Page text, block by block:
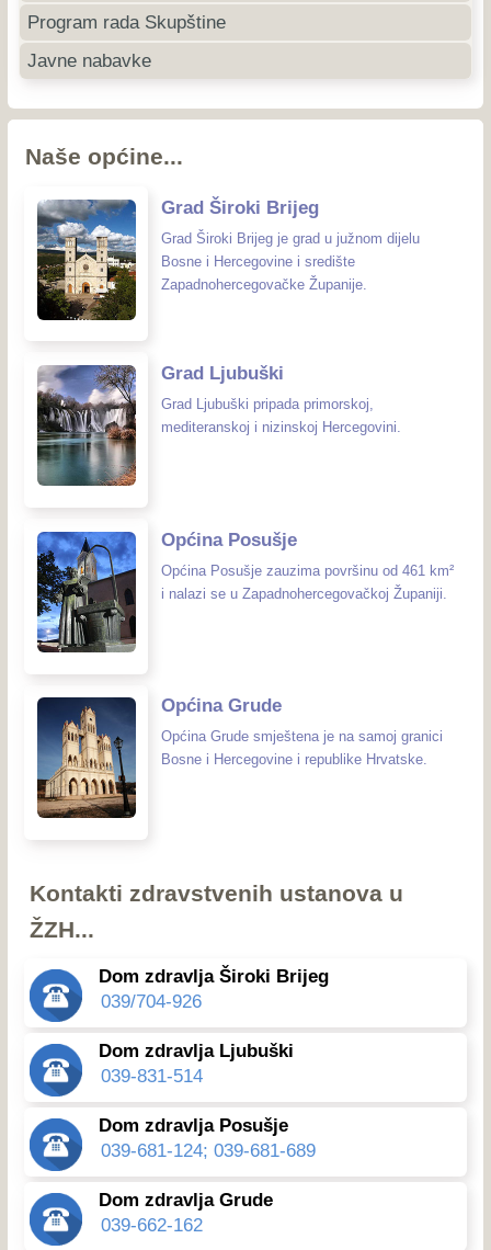
Program rada Skupštine
Javne nabavke
Naše općine...
Grad Široki Brijeg
Grad Široki Brijeg je grad u južnom dijelu
Bosne i Hercegovine i središte
Zapadnohercegovačke Županije.
Grad Ljubuški
Grad Ljubuški pripada primorskoj,
mediteranskoj i nizinskoj Hercegovini.
Općina Posušje
Općina Posušje zauzima površinu od 461 km²
i nalazi se u Zapadnohercegovačkoj Županiji.
Općina Grude
Općina Grude smještena je na samoj granici
Bosne i Hercegovine i republike Hrvatske.
Kontakti zdravstvenih ustanova u
ŽZH...
Dom zdravlja Široki Brijeg
039/704-926
Dom zdravlja Ljubuški
039-831-514
Dom zdravlja Posušje
039-681-124; 039-681-689
Dom zdravlja Grude
039-662-162